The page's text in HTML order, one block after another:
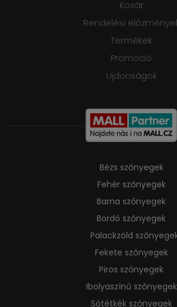
Kosár
Rendelési
Termékek
Promoció
Ujdonságok
Bézs szőnyegek
Fehér szőnyegek
Barna szőnyegek
Bordó szőnyegek
Palackzöld
Fekete szőnyegek
Piros szőnyegek
Ibolyaszínű szőnyegek
Sötétkék szőnyegek